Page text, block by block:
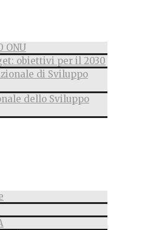
ONU
obiettivi per il 2030
di Sviluppo
dello Sviluppo